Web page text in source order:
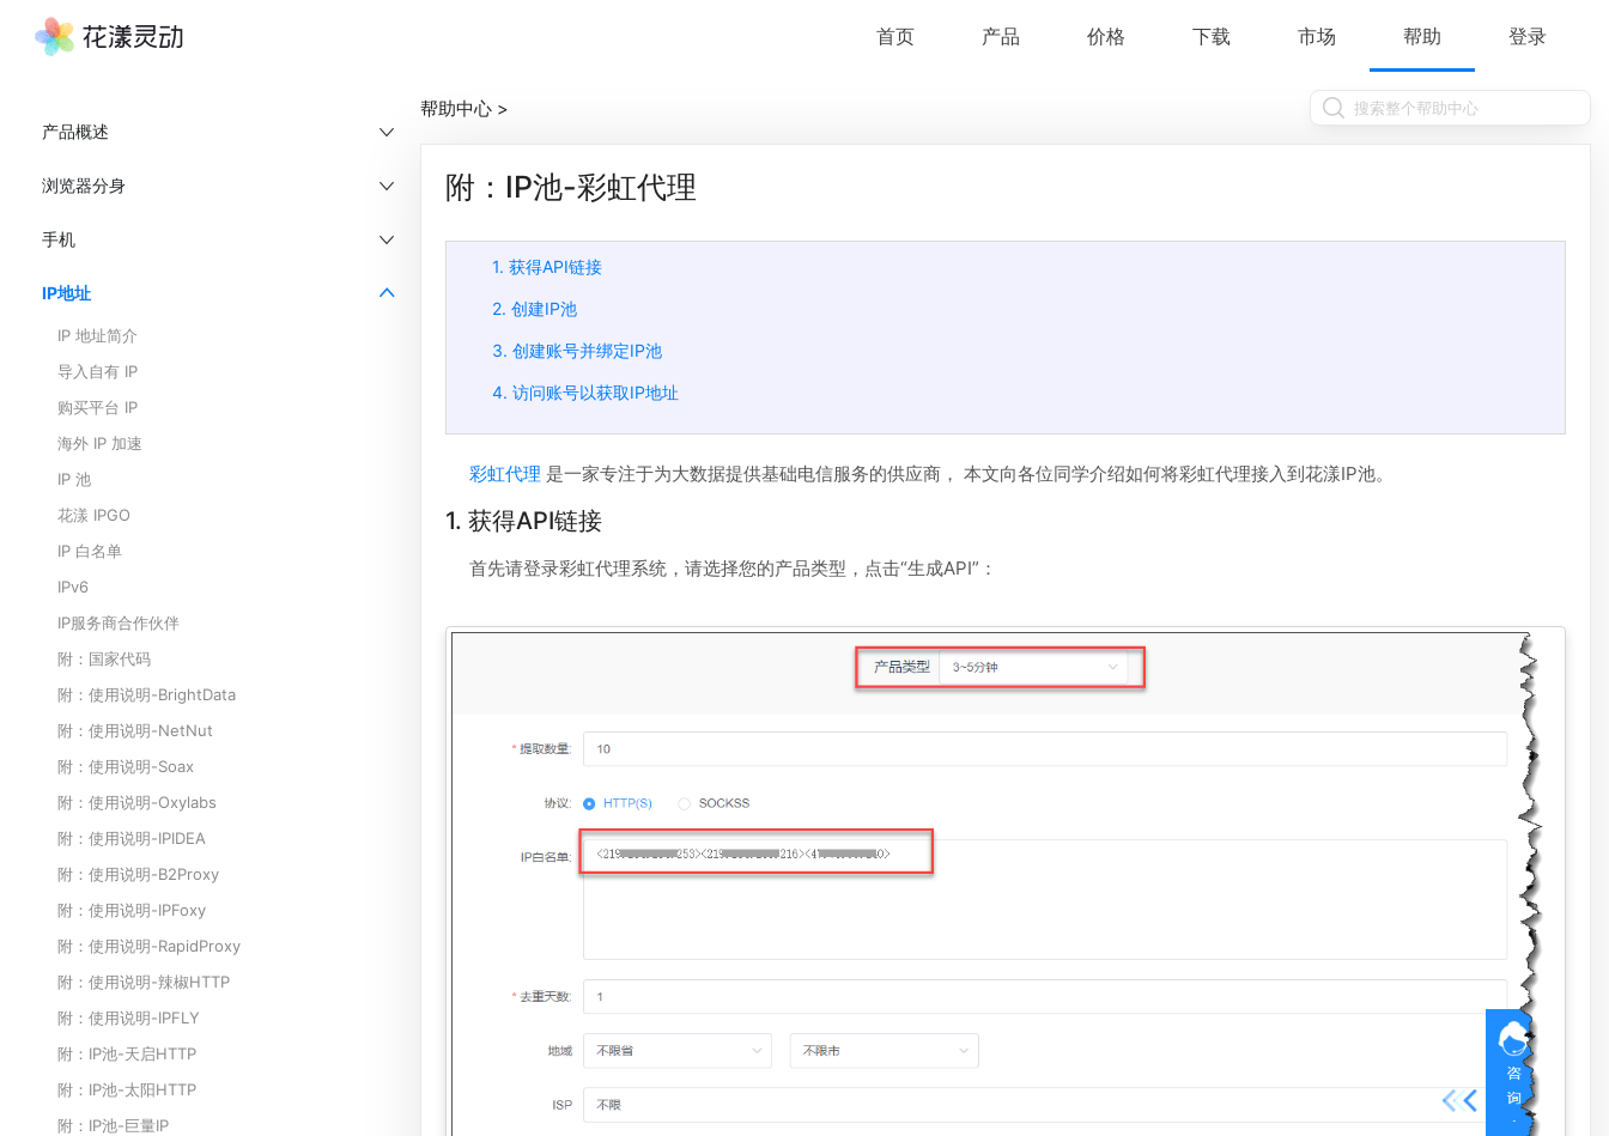
首页 产品 价格 下载 市场 帮助 登录
产品概述
浏览器分身
手机
IP地址
IP 地址简介
导入自有 IP
购买平台 IP
海外 IP 加速
IP 池
花漾 IPGO
IP 白名单
IPv6
IP服务商合作伙伴
附：国家代码
附：使用说明-BrightData
附：使用说明-NetNut
附：使用说明-Soax
附：使用说明-Oxylabs
附：使用说明-IPIDEA
附：使用说明-B2Proxy
附：使用说明-IPFoxy
附：使用说明-RapidProxy
附：使用说明-辣椒HTTP
附：使用说明-IPFLY
附：IP池-天启HTTP
附：IP池-太阳HTTP
附：IP池-巨量IP
帮助中心 >
附：IP池-彩虹代理
1. 获得API链接
2. 创建IP池
3. 创建账号并绑定IP池
4. 访问账号以获取IP地址
彩虹代理 是一家专注于为大数据提供基础电信服务的供应商， 本文向各位同学介绍如何将彩虹代理接入到花漾IP池。
1. 获得API链接
首先请登录彩虹代理系统，请选择您的产品类型，点击“生成API”：